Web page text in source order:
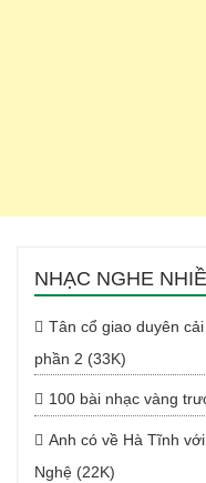
NHẠC NGHE
Tân cổ giao duyên
phần 2 (33K)
100 bài nhạc vàng
Anh có về Hà Tĩnh
Nghệ (22K)